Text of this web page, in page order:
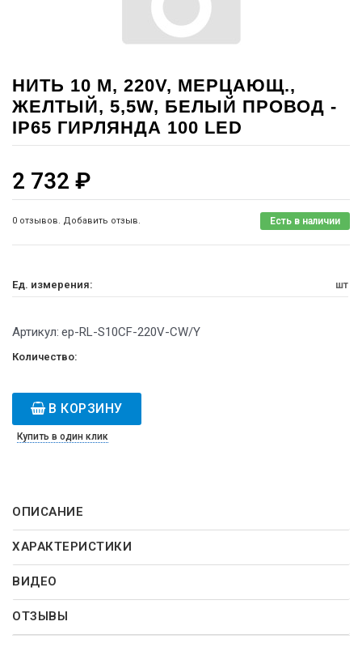
НИТЬ 10 М, 220V, МЕРЦАЮЩ.,
ЖЕЛТЫЙ, 5,5W, БЕЛЫЙ ПРОВОД -
IP65 ГИРЛЯНДА 100 LED
2 732 ₽
0 отзывов. Добавить отзыв. Есть в наличии
Ед. измерения: шт
Артикул: ep-RL-S10CF-220V-CW/Y
Количество:
В КОРЗИНУ
Купить в один клик
ОПИСАНИЕ
ХАРАКТЕРИСТИКИ
ВИДЕО
ОТЗЫВЫ